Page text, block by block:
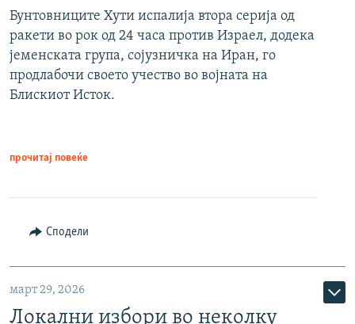
Бунтовниците Хути испалија втора серија од
ракети во рок од 24 часа против Израел, додека
јеменската група, сојузничка на Иран, го
продлабочи своето учество во војната на
Блискиот Исток.
прочитај повеќе
Сподели
март 29, 2026
Локални избори во неколку